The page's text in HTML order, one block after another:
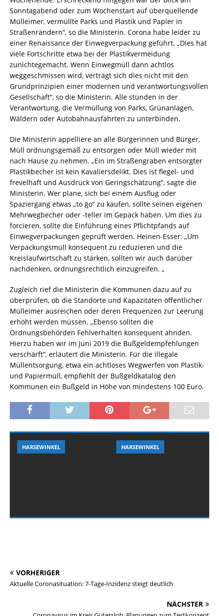
Sonntagabend oder zum Wochenstart auf überquellende
Mülleimer, vermüllte Parks und Plastik und Papier in
Straßenrändern“, so die Ministerin. Corona habe leider zu
einer Renaissance der Einwegverpackung geführt. „Dies hat
viele Fortschritte etwa bei der Plastikvermeidung
zunichtegemacht. Wenn Einwegmüll dann achtlos
weggeschmissen wird, verträgt sich dies nicht mit den
Grundprinzipien einer modernen und verantwortungsvollen
Gesellschaft“, so die Ministerin. Alle stünden in der
Verantwortung, die Vermüllung von Parks, Grünanlagen,
Wäldern oder Autobahnausfahrten zu unterbinden.
Die Ministerin appelliere an alle Bürgerinnen und Bürger,
Müll ordnungsgemäß zu entsorgen oder Müll wieder mit
nach Hause zu nehmen. „Ein im Straßengraben entsorgter
Plastikbecher ist kein Kavaliersdelikt. Dies ist flegel- und
frevelhaft und Ausdruck von Geringschätzung“, sagte die
Ministerin. Wer plane, sich bei einem Ausflug oder
Spaziergang etwas „to go“ zu kaufen, sollte seinen eigenen
Mehrwegbecher oder -teller im Gepäck haben. Um dies zu
forcieren, sollte die Einführung eines Pflichtpfands auf
Einwegverpackungen geprüft werden. Heinen-Esser: „Um
Verpackungsmüll konsequent zu reduzieren und die
Kreislaufwirtschaft zu stärken, sollten wir auch darüber
nachdenken, ordnungsrechtlich einzugreifen. „
Zugleich rief die Ministerin die Kommunen dazu auf zu
überprüfen, ob die Standorte und Kapazitäten öffentlicher
Mülleimer ausreichen oder deren Frequenzen zur Leerung
erhöht werden müssen. „Ebenso sollten die
Ordnungsbehörden Fehlverhalten konsequent ahnden.
Hierzu haben wir im Juni 2019 die Bußgeldempfehlungen
verschärft“, erläutert die Ministerin. Für die illegale
Müllentsorgung, etwa ein achtloses Wegwerfen von Plastik-
und Papiermüll, empfiehlt der Bußgeldkatalog den
Kommunen ein Bußgeld in Höhe von mindestens 100 Euro.
HARSEWINKEL HARSEWINKEL
VORHERIGER
Aktuelle Coronasituation: 7-Tage-Inzidenz steigt deutlich
NÄCHSTER